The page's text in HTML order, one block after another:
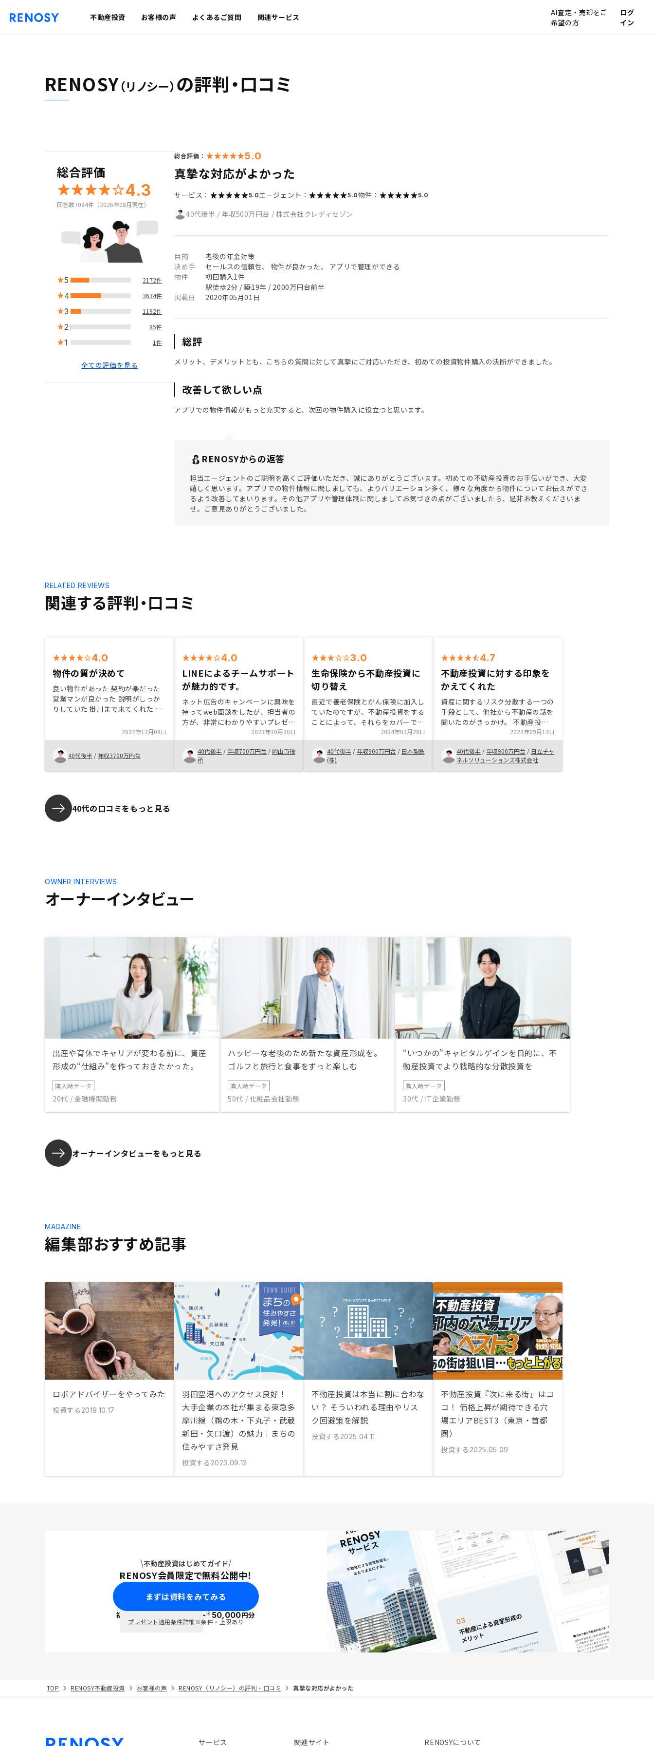
不動産投資 お客様の声 よくあるご質問 関連サービス
AI査定・売却をご
希望の方
ログ
イン
RENOSY（リノシー） の評判・口コミ
総合評価
4.3
回答数7084件（2026年08月現在）
5 2172件
4 3634件
3 1192件
2 85件
1 1件
全ての評価を見る
総合評価： 5.0
真摯な対応がよかった
サービス： 5.0エージェント： 5.0物件： 5.0
40代後半 / 年収500万円台 / 株式会社クレディセゾン
目的
老後の年金対策
決め手
セールスの信頼性、 物件が良かった、 アプリで管理ができる
物件
初回購入1件
駅徒歩2分 / 築19年 / 2000万円台前半
掲載日
2020年05月01日
総評
メリット、デメリットとも、こちらの質問に対して真摯にご対応いただき、初めての投資物件購入の決断ができました。
改善して欲しい点
アプリでの物件情報がもっと充実すると、次回の物件購入に役立つと思います。
RENOSYからの返答
担当エージェントのご説明を高くご評価いただき、誠にありがとうございます。初めての不動産投資のお手伝いができ、大変
嬉しく思います。アプリでの物件情報に関しましても、よりバリエーション多く、様々な角度から物件についてお伝えができ
るよう改善してまいります。その他アプリや管理体制に関しましてお気づきの点がございましたら、是非お教えくださいま
せ。ご意見ありがとうございました。
関連する評判・口コミ
RELATED REVIEWS
4.0
物件の質が決めて
良い物件があった 契約が楽だった
営業マンが良かった 説明がしっか
りしていた 掛川まで来てくれた お
対応が迅速であった。 色々ご相談
に乗ってくれた。 税金の間違いま
で指摘してくれた。
2022年12月08日
40代後半 / 年収3700万円台
4.0
LINEによるチームサポート
が魅力的です。
ネット広告のキャンペーンに興味を
持ってweb面談をしたが、担当者の
方が、非常にわかりやすいプレゼン
資料で、想定されるリスク別に中古
ワンルームマンション投資につい
て、何日も時間をとって説明してい
ただき、リターンは大きくないもの
の、ローリスクで他人資本で資産形
2023年10月20日
40代後半 / 年収700万円台 / 岡山市役
所
3.0
生命保険から不動産投資に
切り替え
直近で養老保険とがん保険に加入し
ていたのですが、不動産投資をする
ことによって、それらをカバーでき
ることを知りマンション購入に踏み
切りました。今後この選択がよかっ
たのかは、現状では判断できません
が、今後 良い投資だったと思いた
いです。
2024年03月28日
40代後半 / 年収900万円台 / 日本製鉄
(株)
4.7
不動産投資に対する印象を
かえてくれた
資産に関するリスク分散する一つの
手段として、他社から不動産の話を
聞いたのがきっかけ。 不動産投資
自体あやしい印象が強く、他社は押
し売り感があり、比較のために御社
の話を聞くことにしたが、営業担当
の方がこちらの意向をきちんと汲み
取り、急かすことなく、こちらのペ
2024年09月13日
40代後半 / 年収900万円台 / 日立チャ
ネルソリューションズ株式会社
40代の口コミをもっと見る
オーナーインタビュー
OWNER INTERVIEWS
出産や育休でキャリアが変わる前に、資産
形成の“仕組み”を作っておきたかった。
購入時データ
20代 / 金融機関勤務
ハッピーな老後のため新たな資産形成を。
ゴルフと旅行と食事をずっと楽しむ
購入時データ
50代 / 化粧品会社勤務
“いつかの”キャピタルゲインを目的に、不
動産投資でより戦略的な分散投資を
購入時データ
30代 / IT企業勤務
オーナーインタビューをもっと見る
編集部おすすめ記事
MAGAZINE
ロボアドバイザーをやってみた
投資する 2019.10.17
羽田空港へのアクセス良好！
大手企業の本社が集まる東急多
摩川線（鵜の木・下丸子・武蔵
新田・矢口渡）の魅力｜まちの
住みやすさ発見
投資する 2023.09.12
不動産投資は本当に割に合わな
い？ そういわれる理由やリス
ク回避策を解説
投資する 2025.04.11
不動産投資『次に来る街』はコ
コ！ 価格上昇が期待できる穴
場エリアBEST3（東京・首都
圏）
投資する 2025.05.09
不動産投資はじめてガイド
RENOSY会員限定で無料公開中！
まずは資料をみてみる
初回面談で ポイント※50,000円分
プレゼント適用条件詳細※条件・上限あり
TOP RENOSY不動産投資 お客様の声 RENOSY（リノシー）の評判・口コミ 真摯な対応がよかった
サービス 関連サイト RENOSYについて